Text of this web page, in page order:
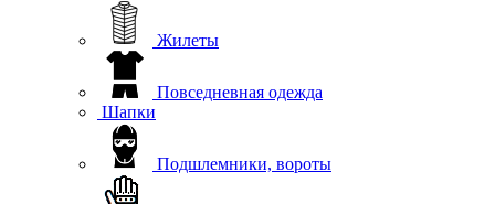
Жилеты
Повседневная одежда
Шапки
Подшлемники, вороты